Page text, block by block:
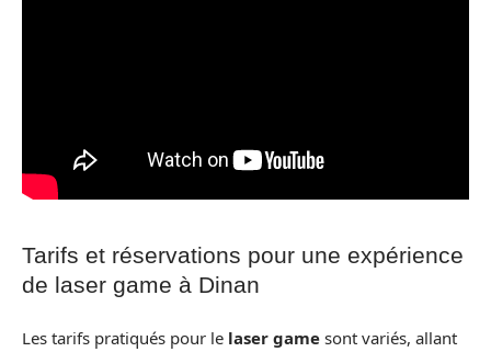
Tarifs et réservations pour une expérience
de laser game à Dinan
Les tarifs pratiqués pour le laser game sont variés, allant